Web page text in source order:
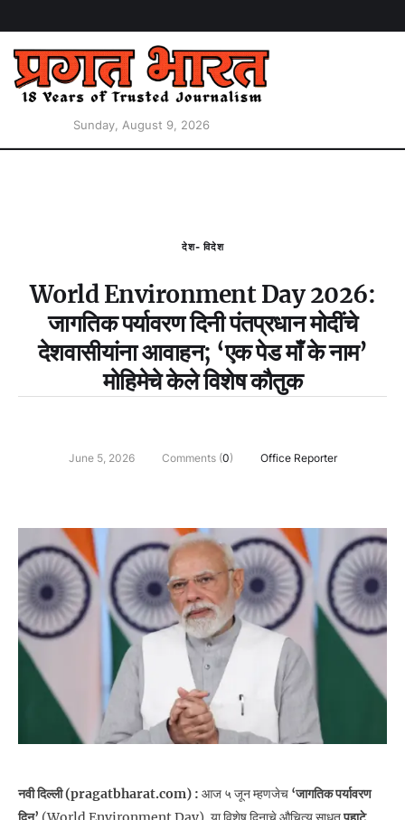
Sunday, August 9, 2026
देश- विदेश
World Environment Day 2026:
जागतिक पर्यावरण दिनी पंतप्रधान मोदींचे
देशवासीयांना आवाहन; ‘एक पेड माँ के नाम’
मोहिमेचे केले विशेष कौतुक
June 5, 2026 Comments (0) Office Reporter
नवी दिल्ली (pragatbharat.com) : आज ५ जून म्हणजेच ‘जागतिक पर्यावरण